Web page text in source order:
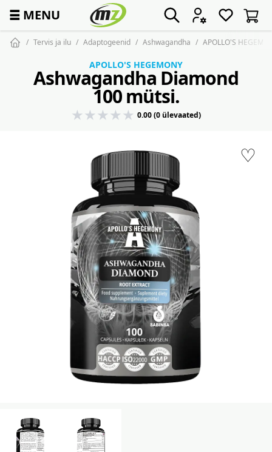
☰ MENU
Tervis ja ilu Adaptogeenid Ashwagandha APOLLO'S
♡
APOLLO'S HEGEMONY
Ashwagandha Diamond
100 mütsi.
0.00 (0 ülevaated)